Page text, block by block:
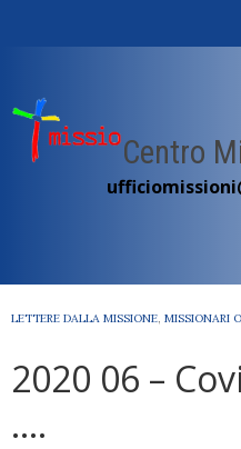
Centro
LETTERE DALLA MISSIONE, MISSIONARI
2020 06 –
….